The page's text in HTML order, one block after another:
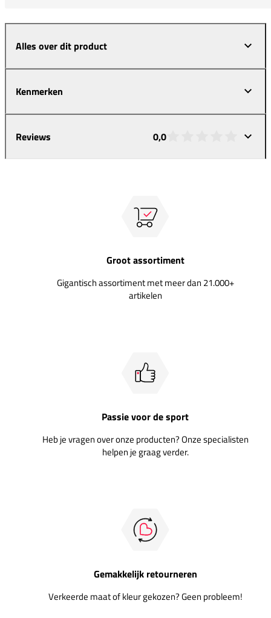
Alles over dit product
Kenmerken
Reviews 0,0
Groot assortiment
Gigantisch assortiment met meer dan 21.000+
artikelen
Passie voor de sport
Heb je vragen over onze producten? Onze specialisten
helpen je graag verder.
Gemakkelijk retourneren
Verkeerde maat of kleur gekozen? Geen probleem!